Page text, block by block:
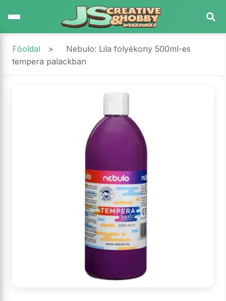
Főoldal >
Nebulo: Lila folyékony 500ml-es
tempera palackban